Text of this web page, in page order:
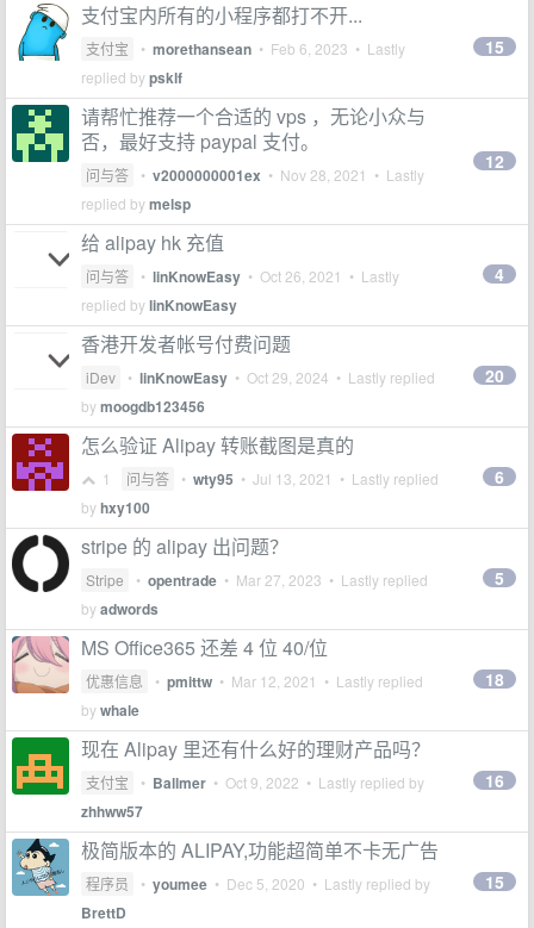
支付宝内所有的小程序都打不开...
支付宝 • morethansean • Feb 6, 2023 • Lastly
replied bypsklf
15
请帮忙推荐一个合适的 vps ，无论小众与
否，最好支持 paypal 支付。
问与答 • v2000000001ex • Nov 28, 2021 • Lastly
replied bymelsp
12
给 alipay hk 充值
问与答 • linKnowEasy • Oct 26, 2021 • Lastly
replied bylinKnowEasy
4
香港开发者帐号付费问题
iDev • linKnowEasy • Oct 29, 2024 • Lastly replied
bymoogdb123456
20
怎么验证 Alipay 转账截图是真的
1 问与答 • wty95 • Jul 13, 2021 • Lastly replied
byhxy100
6
stripe 的 alipay 出问题？
Stripe • opentrade • Mar 27, 2023 • Lastly replied
byadwords
5
MS Office365 还差 4 位 40/位
优惠信息 • pmittw • Mar 12, 2021 • Lastly replied
bywhale
18
现在 Alipay 里还有什么好的理财产品吗？
支付宝 • Ballmer • Oct 9, 2022 • Lastly replied by
zhhww57
16
极简版本的 ALIPAY,功能超简单不卡无广告
程序员 • youmee • Dec 5, 2020 • Lastly replied by
BrettD
15